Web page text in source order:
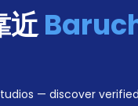
近
— discover